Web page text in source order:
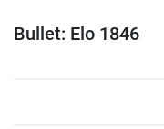
Bullet: Elo 1846